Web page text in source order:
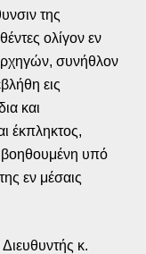
της
ολίγον εν
συνήθλον
εις
και
έκπληκτος,
υπό
εν μέσαις
κ.